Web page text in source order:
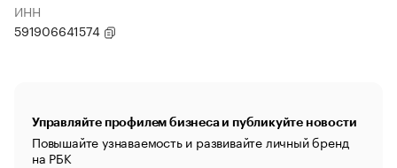
ИНН
591906641574
Управляйте профилем бизнеса и публикуйте новости
Повышайте узнаваемость и развивайте личный бренд
на РБК